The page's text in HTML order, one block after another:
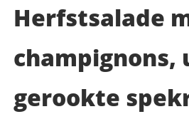
Herfstsalade
champignons,
gerookte